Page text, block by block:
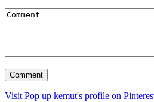
Visit Pop up kemut's profile on